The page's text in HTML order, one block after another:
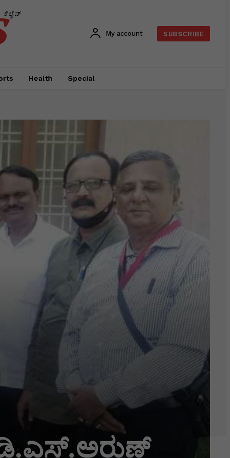
ಕೆಲೈವ್
My account SUBSCRIBE
Health Special
:ಡಿ.ಎಸ್.ಅರುಣ್